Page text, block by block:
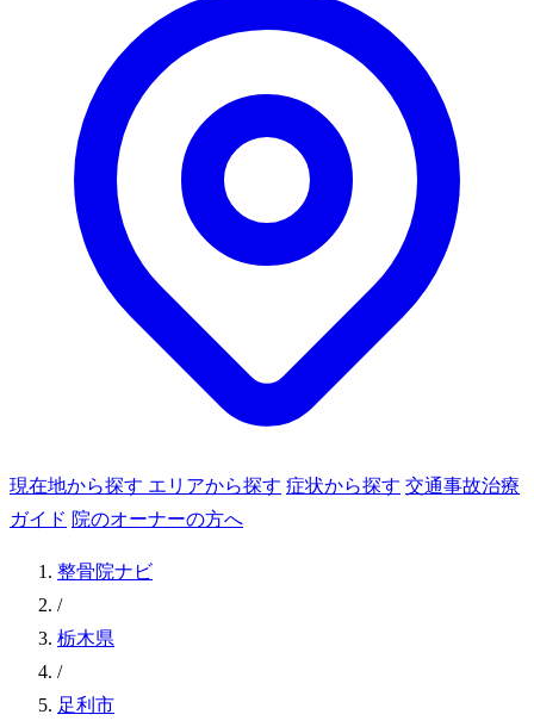
現在地から探す エリアから探す 症状から探す 交通事故治療
ガイド 院のオーナーの方へ
整骨院ナビ
/
栃木県
/
足利市